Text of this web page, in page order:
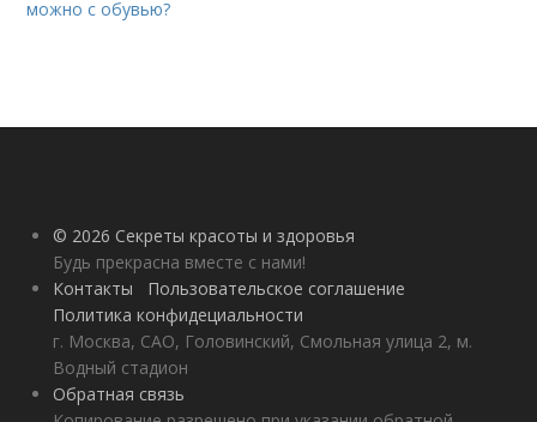
можно с обувью?
© 2026 Секреты красоты и здоровья
Будь прекрасна вместе с нами!
Контакты
Пользовательское соглашение
Политика конфидециальности
г. Москва, САО, Головинский, Смольная улица 2, м.
Водный стадион
Обратная связь